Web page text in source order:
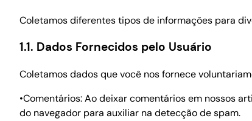
Coletamos diferentes tipos de informações para
1.1. Dados Fornecidos pelo Usuário
Coletamos dados que você nos fornece
•Comentários: Ao deixar comentários em nossos
do navegador para auxiliar na detecção de spam.